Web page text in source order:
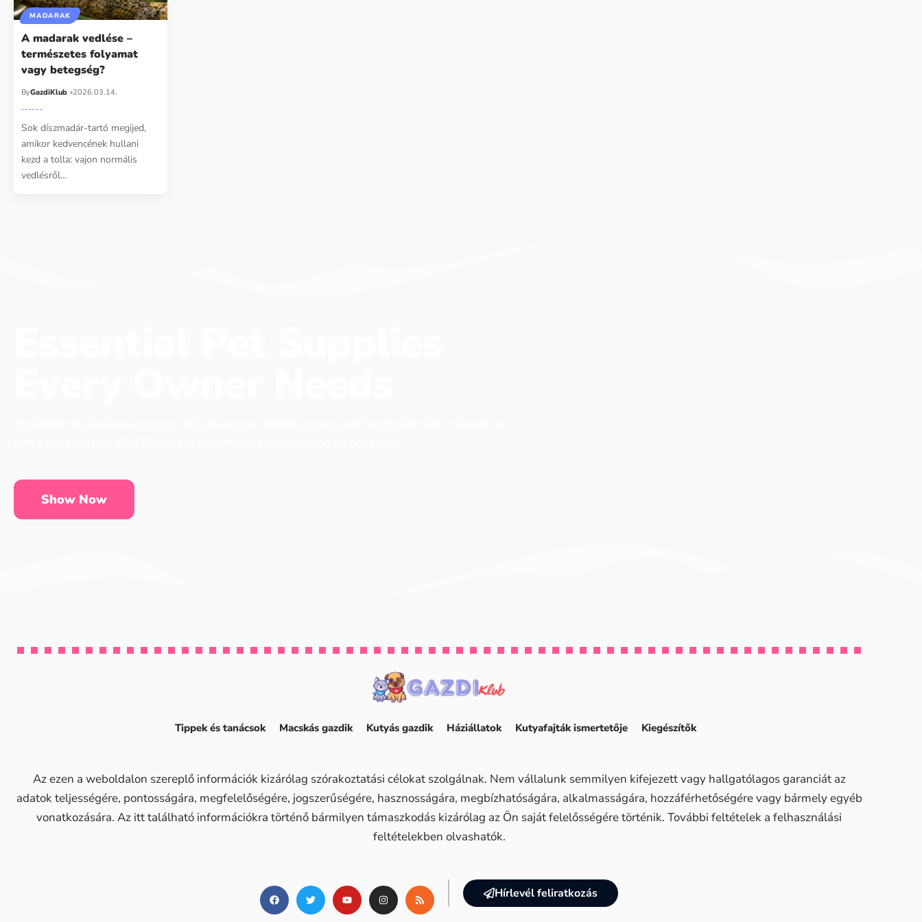
MADARAK
A madarak vedlése –
természetes folyamat
vagy betegség?
ByGazdiKlub 2026.03.14.
Sok díszmadár-tartó megijed,
amikor kedvencének hullani
kezd a tolla: vajon normális
vedlésről…
Show Now
Tippek és tanácsok Macskás gazdik Kutyás gazdik Háziállatok Kutyafajták ismertetője Kiegészítők
Az ezen a weboldalon szereplő információk kizárólag szórakoztatási célokat szolgálnak. Nem vállalunk semmilyen kifejezett vagy hallgatólagos garanciát az
adatok teljességére, pontosságára, megfelelőségére, jogszerűségére, hasznosságára, megbízhatóságára, alkalmasságára, hozzáférhetőségére vagy bármely egyéb
vonatkozására. Az itt található információkra történő bármilyen támaszkodás kizárólag az Ön saját felelősségére történik. További feltételek a felhasználási
feltételekben olvashatók.
Hírlevél feliratkozás